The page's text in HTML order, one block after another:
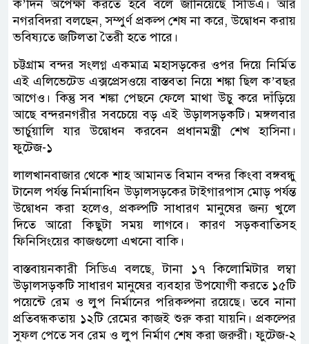
ক’দিন অপেক্ষা করতে হবে বলে জানিয়েছে সিডিএ। আর
নগরবিদরা বলছেন, সম্পুর্ণ প্রকল্প শেষ না করে, উদ্বোধন করায়
ভবিষ্যতে জটিলতা তৈরী হতে পারে।
চট্টগ্রাম বন্দর সংলগ্ন একমাত্র মহাসড়কের ওপর দিয়ে নির্মিত
এই এলিভেটেড এক্সপ্রেসওয়ে বাস্তবতা নিয়ে শঙ্কা ছিল ক’বছর
আগেও। কিন্তু সব শঙ্কা পেছনে ফেলে মাথা উচু করে দাঁড়িয়ে
আছে বন্দরনগরীর সবচেয়ে বড় এই উড়ালসড়কটি। মঙ্গলবার
ভার্চুয়ালি যার উদ্বোধন করবেন প্রধানমন্ত্রী শেখ হাসিনা।
ফুটেজ-১
লালখানবাজার থেকে শাহ আমানত বিমান বন্দর কিংবা বঙ্গবন্ধু
টানেল পর্যন্ত নির্মানাধিন উড়ালসড়কের টাইগারপাস মোড় পর্যন্ত
উদ্বোধন করা হলেও, প্রকল্পটি সাধারণ মানুষের জন্য খুলে
দিতে আরো কিছুটা সময় লাগবে। কারণ সড়কবাতিসহ
ফিনিসিংয়ের কাজগুলো এখনো বাকি।
বাস্তবায়নকারী সিডিএ বলছে, টানা ১৭ কিলোমিটার লম্বা
উড়ালসড়কটি সাধারণ মানুষের ব্যবহার উপযোগী করতে ১৫টি
পয়েন্টে রেম ও লুপ নির্মানের পরিকল্পনা রয়েছে। তবে নানা
প্রতিবন্ধকতায় ১২টি রেমের কাজই শুরু করা যায়নি। প্রকল্পের
সুফল পেতে সব রেম ও লুপ নির্মাণ শেষ করা জরুরী। ফুটেজ-২